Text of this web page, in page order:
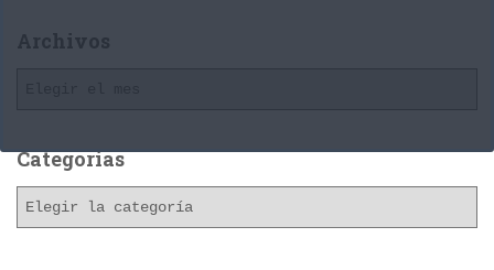
Archivos
h
o
Categorías